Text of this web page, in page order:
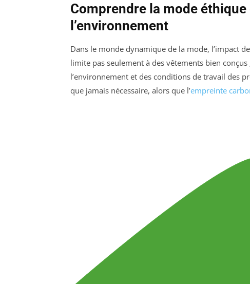
Comprendre la mode
l’environnement
Dans le monde dynamique de la mode, l’impact
limite pas seulement à des vêtements bien
l’environnement et des conditions de travail des
que jamais nécessaire, alors que l’empreinte